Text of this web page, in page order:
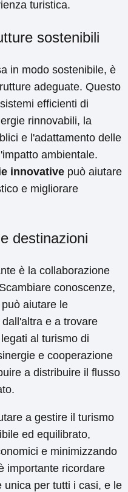
turistica.
sostenibili
in modo sostenibile, è
adeguate. Questo
efficienti di
rinnovabili, la
e l'adattamento delle
ambientale.
innovative può aiutare
e migliorare
destinazioni
è la collaborazione
conoscenze,
aiutare le
e a trovare
al turismo di
e cooperazione
a distribuire il flusso
a gestire il turismo
ed equilibrato,
e minimizzando
importante ricordare
unica per tutti i casi, e le